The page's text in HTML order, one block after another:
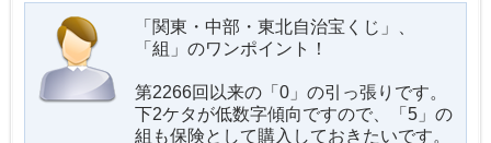
「関東・中部・東北自治宝くじ」、
「組」のワンポイント！
第2266回以来の「0」の引っ張りです。
下2ケタが低数字傾向ですので、「5」の
組も保険として購入しておきたいです。